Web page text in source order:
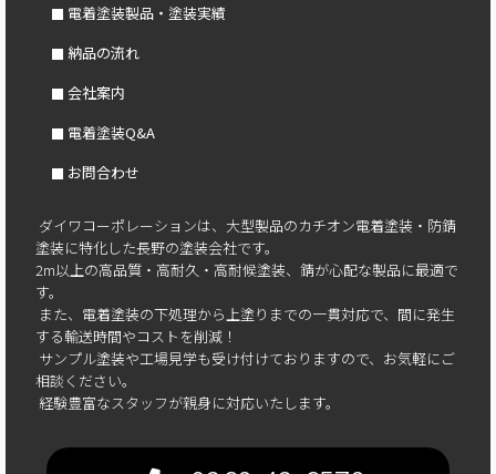
電着塗装製品・塗装実績
納品の流れ
会社案内
電着塗装Q&A
お問合わせ
ダイワコーポレーションは、大型製品のカチオン電着塗装・防錆
塗装に特化した長野の塗装会社です。
2m以上の高品質・高耐久・高耐候塗装、錆が心配な製品に最適で
す。
また、電着塗装の下処理から上塗りまでの一貫対応で、間に発生
する輸送時間やコストを削減！
サンプル塗装や工場見学も受け付けておりますので、お気軽にご
相談ください。
経験豊富なスタッフが親身に対応いたします。